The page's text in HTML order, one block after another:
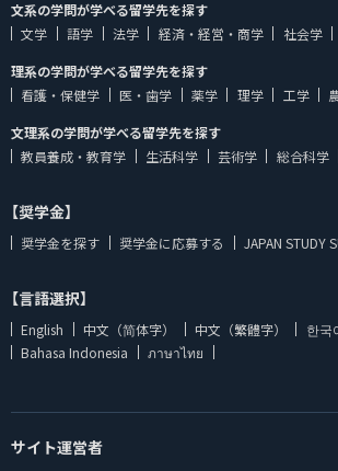
文系の学問が学べる留学先を探す
文学
語学 法学 経済・経営・商学 社会学
理系の学問が学べる留学先を探す
看護・保健学
医・歯学 薬学 理学 工学
文理系の学問が学べる留学先を探す
教員養成・教育学
生活科学 芸術学 総合科学
【奨学金】
奨学金を探す 奨学金に応募する JAPAN STUDY
【言語選択】
English 中文（简体字） 中文（繁體字） 한국
Bahasa Indonesia
ภาษาไทย
サイト運営者